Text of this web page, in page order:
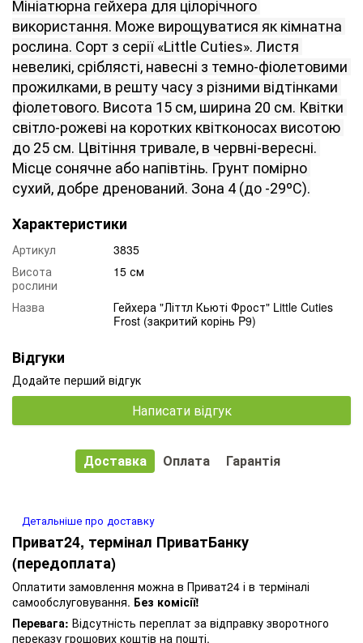
Мініатюрна гейхера для цілорічного
використання. Може вирощуватися як кімнатна
рослина. Сорт з серії «Little Cuties». Листя
невеликі, сріблясті, навесні з темно-фіолетовими
прожилками, в решту часу з різними відтінками
фіолетового. Висота 15 см, ширина 20 см. Квітки
світло-рожеві на коротких квітконосах висотою
до 25 см. Цвітіння тривале, в червні-вересні.
Місце сонячне або напівтінь. Грунт помірно
сухий, добре дренований. Зона 4 (до -29ºС).
Характеристики
Артикул
3835
Висота
рослини
15 см
Назва
Гейхера "Літтл Кьюті Фрост" Little Cuties
Frost (закритий корінь P9)
Відгуки
Додайте перший відгук
Написати відгук
Доставка Оплата Гарантія
Детальніше про доставку
Приват24, термінал ПриватБанку
(передоплата)
Оплатити замовлення можна в Приват24 і в терміналі
самообслуговування. Без комісії!
Перевага: Відсутність переплат за відправку зворотного
переказу грошових коштів на пошті.